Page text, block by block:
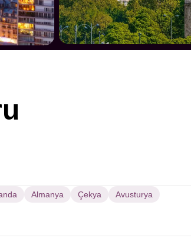
Almanya Çekya
Avusturya